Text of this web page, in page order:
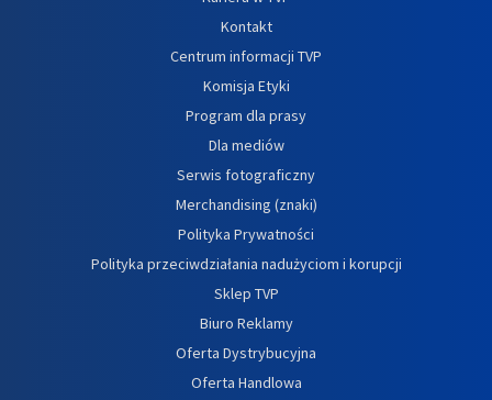
Kontakt
Centrum informacji TVP
Komisja Etyki
Program dla prasy
Dla mediów
Serwis fotograficzny
Merchandising (znaki)
Polityka Prywatności
Polityka przeciwdziałania nadużyciom i korupcji
Sklep TVP
Biuro Reklamy
Oferta Dystrybucyjna
Oferta Handlowa